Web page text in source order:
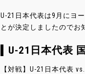
U-21日本代表は9月にヨ
とが決定しましたのでお
U-21日本代表
【対戦】U-21日本代表